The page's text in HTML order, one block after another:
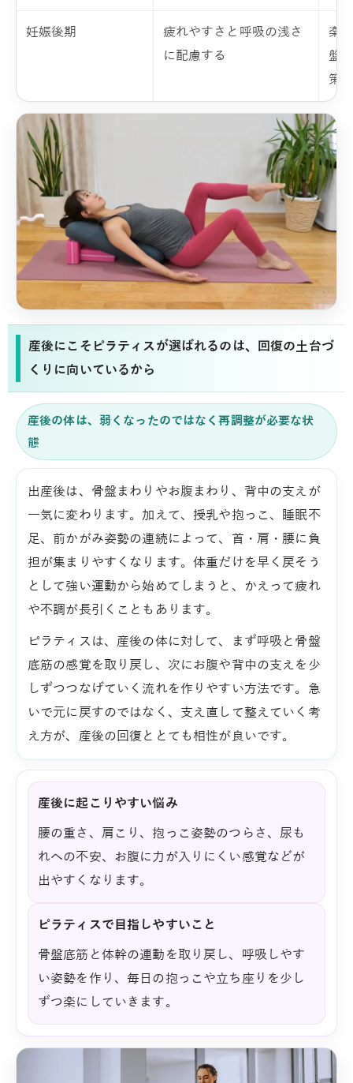
妊娠後期
疲れやすさと呼吸の浅さ
に配慮する
楽
盤
策
産後にこそピラティスが選ばれるのは、回復の土台づ
くりに向いているから
産後の体は、弱くなったのではなく再調整が必要な状
態
出産後は、骨盤まわりやお腹まわり、背中の支えが
一気に変わります。加えて、授乳や抱っこ、睡眠不
足、前かがみ姿勢の連続によって、首・肩・腰に負
担が集まりやすくなります。体重だけを早く戻そう
として強い運動から始めてしまうと、かえって疲れ
や不調が長引くこともあります。
ピラティスは、産後の体に対して、まず呼吸と骨盤
底筋の感覚を取り戻し、次にお腹や背中の支えを少
しずつつなげていく流れを作りやすい方法です。急
いで元に戻すのではなく、支え直して整えていく考
え方が、産後の回復ととても相性が良いです。
産後に起こりやすい悩み
腰の重さ、肩こり、抱っこ姿勢のつらさ、尿も
れへの不安、お腹に力が入りにくい感覚などが
出やすくなります。
ピラティスで目指しやすいこと
骨盤底筋と体幹の連動を取り戻し、呼吸しやす
い姿勢を作り、毎日の抱っこや立ち座りを少し
ずつ楽にしていきます。